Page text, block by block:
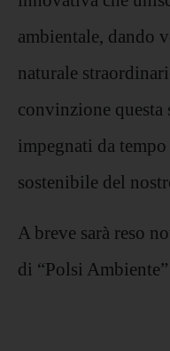
ambientale, dando
naturale
convinzione questa
impegnati da
sostenibile del
A breve sarà reso
di “Polsi